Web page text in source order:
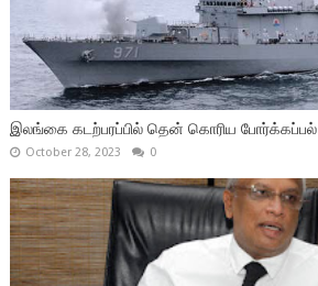
இலங்கை கடற்பரப்பில் தென் கொரிய போர்க்கப்பல்
October 28, 2023 0